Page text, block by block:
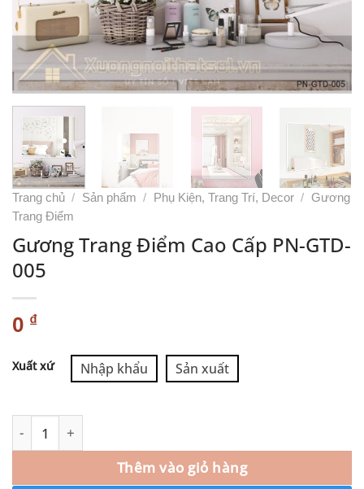
Trang chủ / Sản phẩm / Phụ Kiện, Trang Trí, Decor / Gương
Trang Điểm
Gương Trang Điểm Cao Cấp PN-GTD-
005
0 ₫
Xuất xứ Nhập khẩu Sản xuất
Thêm vào giỏ hàng
Alternative: